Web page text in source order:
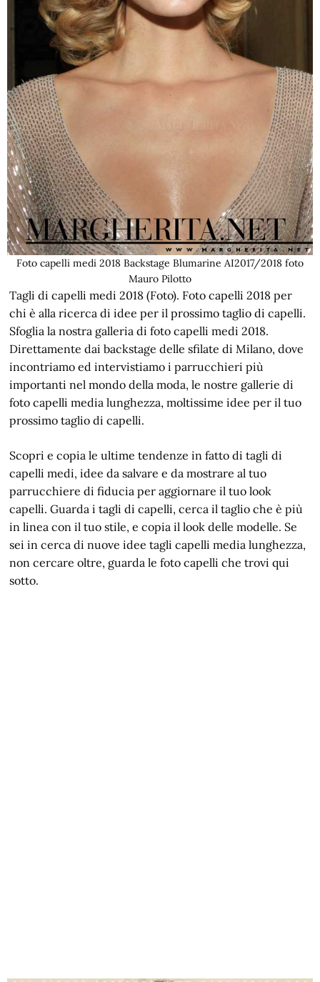
Foto capelli medi 2018 Backstage Blumarine AI2017/2018 foto
Mauro Pilotto
Tagli di capelli medi 2018 (Foto). Foto capelli 2018 per
chi è alla ricerca di idee per il prossimo taglio di capelli.
Sfoglia la nostra galleria di foto capelli medi 2018.
Direttamente dai backstage delle sfilate di Milano, dove
incontriamo ed intervistiamo i parrucchieri più
importanti nel mondo della moda, le nostre gallerie di
foto capelli media lunghezza, moltissime idee per il tuo
prossimo taglio di capelli.
Scopri e copia le ultime tendenze in fatto di tagli di
capelli medi, idee da salvare e da mostrare al tuo
parrucchiere di fiducia per aggiornare il tuo look
capelli. Guarda i tagli di capelli, cerca il taglio che è più
in linea con il tuo stile, e copia il look delle modelle. Se
sei in cerca di nuove idee tagli capelli media lunghezza,
non cercare oltre, guarda le foto capelli che trovi qui
sotto.